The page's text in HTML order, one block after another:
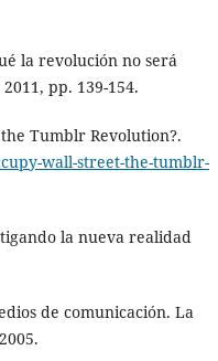
la revolución no será
pp. 139-154.
the Tumblr Revolution?.
wall-street-the-tumblr-
la nueva realidad
de comunicación. La